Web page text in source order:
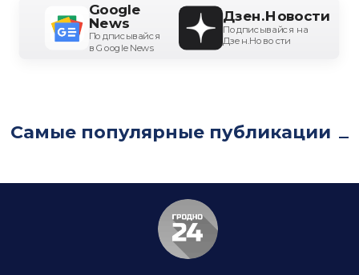
Google
News
Подписывайся
в Google News
Дзен.Новости
Подписывайся на
Дзен.Новости
Самые популярные публикации